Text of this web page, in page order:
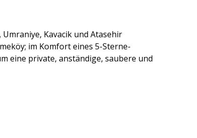
Kavacik und Atasehir
im Komfort eines 5-Sterne-
eine private, anständige, saubere und